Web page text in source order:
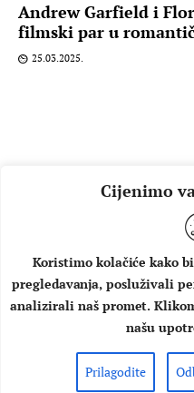
Cijenimo
Koristimo kolačiće kako
pregledavanja, posluživali
analizirali naš promet.
našu
Prilagodite
Andrew Garfield i
filmski par u
25.03.2025.
O NAMA
Copyright © 2026